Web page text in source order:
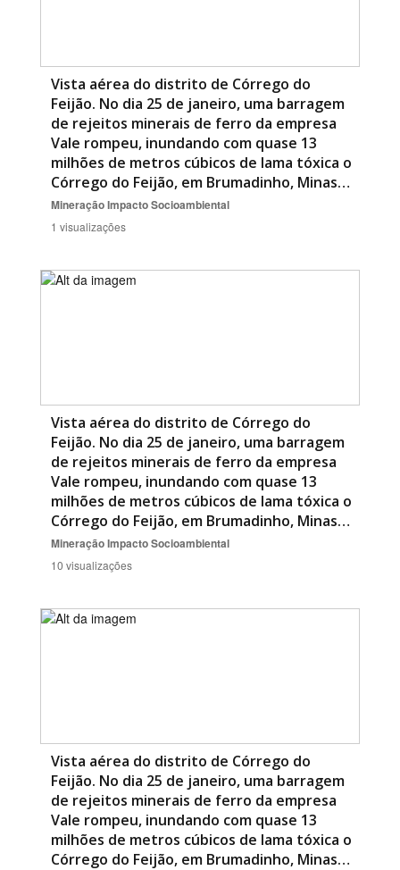
Vista aérea do distrito de Córrego do
Feijão. No dia 25 de janeiro, uma barragem
de rejeitos minerais de ferro da empresa
Vale rompeu, inundando com quase 13
milhões de metros cúbicos de lama tóxica o
Córrego do Feijão, em Brumadinho, Minas…
MineraçãoImpacto Socioambiental
1 visualizações
Vista aérea do distrito de Córrego do
Feijão. No dia 25 de janeiro, uma barragem
de rejeitos minerais de ferro da empresa
Vale rompeu, inundando com quase 13
milhões de metros cúbicos de lama tóxica o
Córrego do Feijão, em Brumadinho, Minas…
MineraçãoImpacto Socioambiental
10 visualizações
Vista aérea do distrito de Córrego do
Feijão. No dia 25 de janeiro, uma barragem
de rejeitos minerais de ferro da empresa
Vale rompeu, inundando com quase 13
milhões de metros cúbicos de lama tóxica o
Córrego do Feijão, em Brumadinho, Minas…